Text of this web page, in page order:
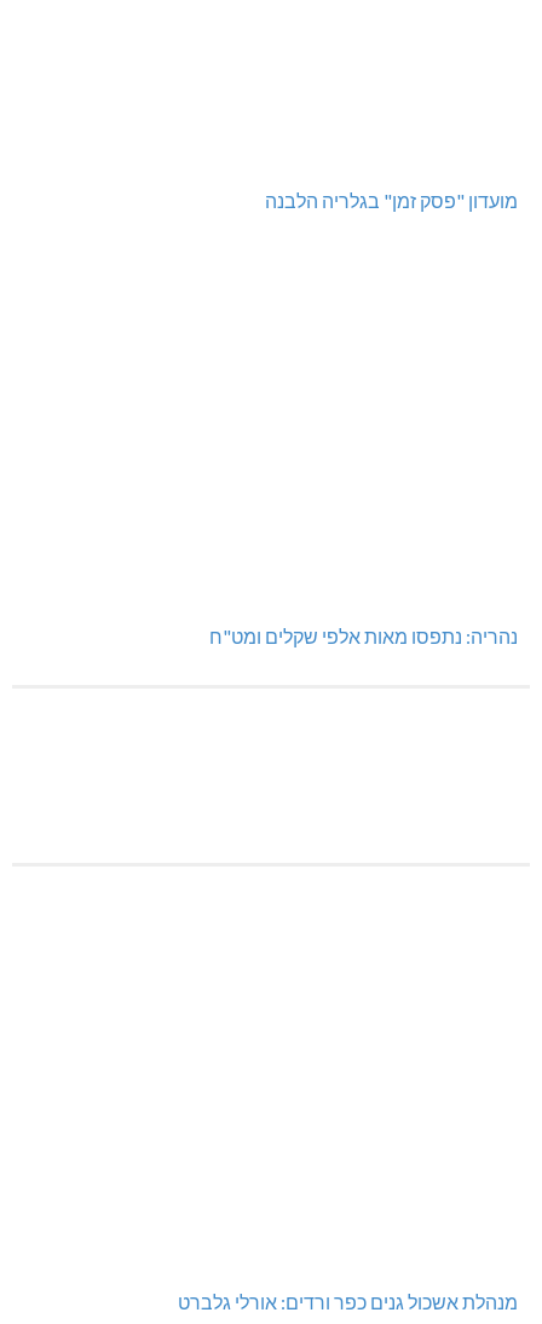
מועדון "פסק זמן" בגלריה הלבנה
נהריה: נתפסו מאות אלפי שקלים ומט"ח
מנהלת אשכול גנים כפר ורדים: אורלי גלברט